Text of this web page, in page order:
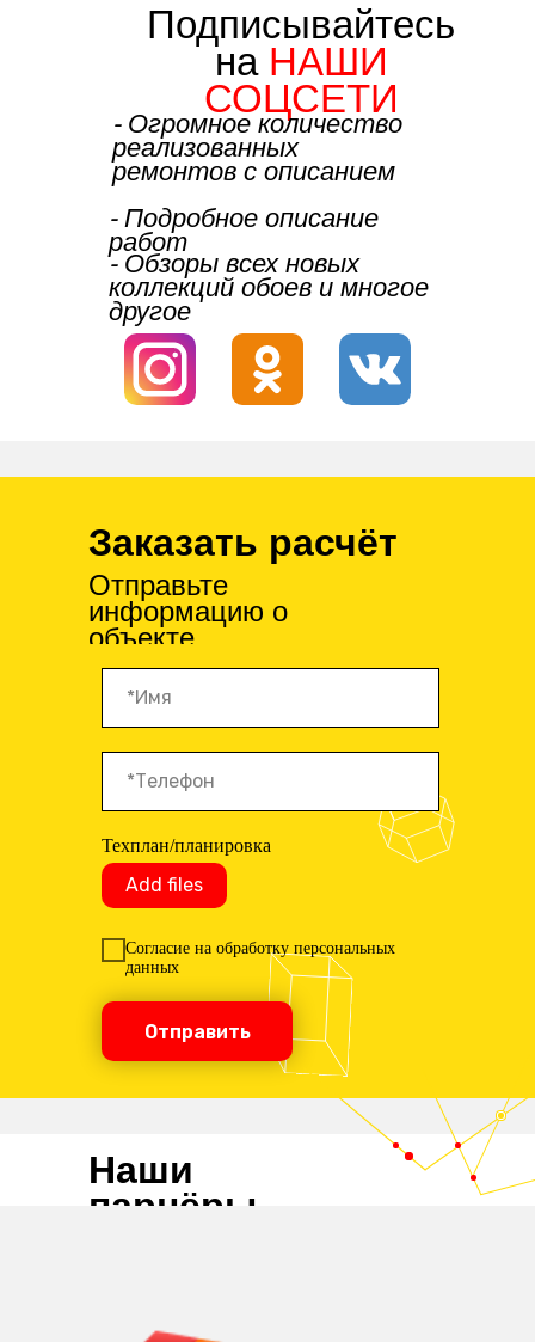
Подписывайтесь
на НАШИ
СОЦСЕТИ
⁃ Обзоры всех новых
коллекций обоев и многое
другое
⁃ Подробное описание
работ
⁃ Огромное количество
реализованных
ремонтов с описанием
Заказать расчёт
Отправьте
информацию о
объекте
Техплан/планировка
Add files
Согласие на обработку персональных
данных
Отправить
Наши
парнёры